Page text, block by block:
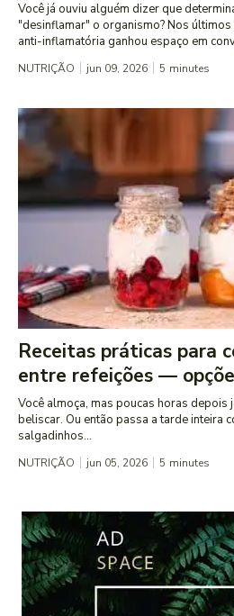
Você já ouviu alguém dizer que
"desinflamar" o organismo? Nos
anti-inflamatória ganhou espaço em
NUTRIÇÃO jun 09, 2026 5 minutes
Receitas práticas para
entre refeições —
Você almoça, mas poucas horas
beliscar. Ou então passa a tarde inteira
salgadinhos...
NUTRIÇÃO jun 05, 2026 5 minutes